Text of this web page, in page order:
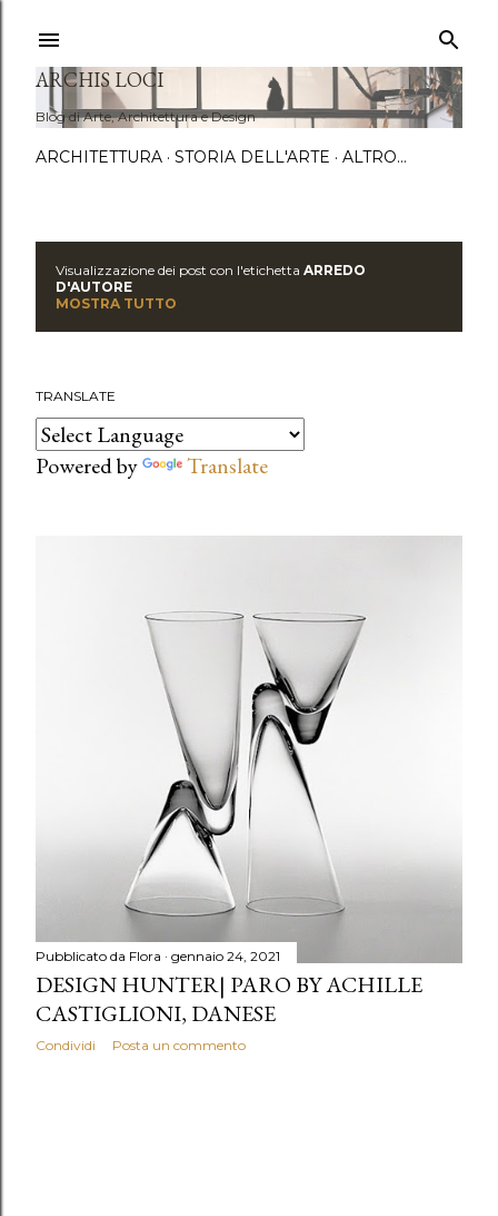
ARCHIS LOCI
Blog di Arte, Architettura e Design
ARCHITETTURA STORIA DELL'ARTE ALTRO…
o
t
Visualizzazione dei post con l'etichetta ARREDO
D'AUTORE
MOSTRA TUTTO
TRANSLATE
Powered by Translate
Pubblicato da Flora gennaio 24, 2021
DESIGN HUNTER| PARO BY ACHILLE
CASTIGLIONI, DANESE
Condividi Posta un commento